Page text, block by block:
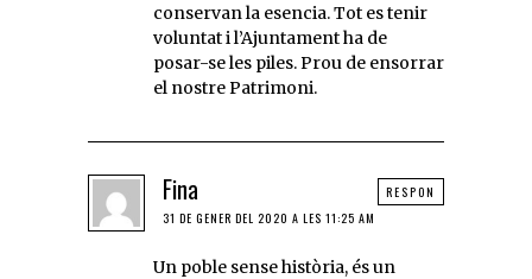
conservan la esencia. Tot es tenir
voluntat i l’Ajuntament ha de
posar-se les piles. Prou de ensorrar
el nostre Patrimoni.
Fina
31 DE GENER DEL 2020 A LES 11:25 AM
Un poble sense història, és un
RESPON